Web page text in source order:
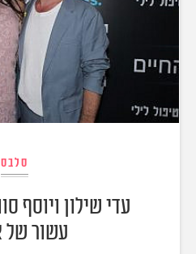
סלבס
עדי שילון ויוסף
עשור